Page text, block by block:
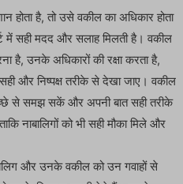
होता है, तो उसे वकील का अधिकार होता
में सही मदद और सलाह मिलती है। वकील
है, उनके अधिकारों की रक्षा करता है,
और निष्पक्ष तरीके से देखा जाए। वकील
से समझ सकें और अपनी बात सही तरीके
नाबालिगों को भी सही मौका मिले और
और उनके वकील को उन गवाहों से